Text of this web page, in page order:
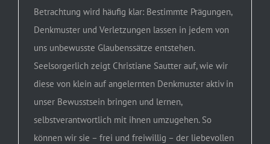
Betrachtung wird häufig klar: Bestimmte Prägungen,
Denkmuster und Verletzungen lassen in jedem von
uns unbewusste Glaubenssätze entstehen.
Seelsorgerlich zeigt Christiane Sautter auf, wie wir
diese von klein auf angelernten Denkmuster aktiv in
unser Bewusstsein bringen und lernen,
selbstverantwortlich mit ihnen umzugehen. So
können wir sie – frei und freiwillig – der liebevollen